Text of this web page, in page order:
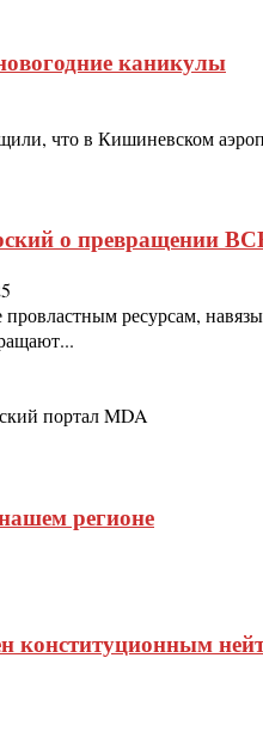
каникулы
что в Кишиневском
о превращении
ресурсам,
портал MDA
регионе
конституционным